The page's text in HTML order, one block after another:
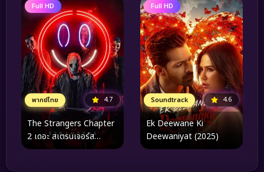
Full HD
พากย์ไทย 4.7
The Strangers Chapter
2 เดอะ สเตรนเจอร์ส
อำมหิตฆ่าไม่เลิก 2 (2025)
Full HD
Soundtrack 4.6
Ek Deewane Ki
Deewaniyat (2025)